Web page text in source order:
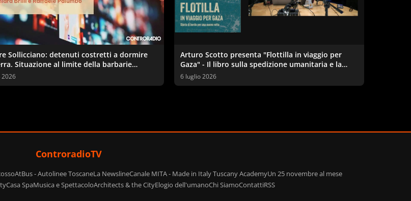
Sollicciano: detenuti costretti a dormire
Situazione al limite della barbarie
sindacati e garante
2026
Arturo Scotto presenta "Flottilla in viaggio per
Gaza" - Il libro sulla spedizione umanitaria e la
questione palestinese
6 luglio 2026
ControradioTV
AtBus - Autolinee ToscaneLa NewslineCanale MITA - Made in Italy Tuscany AcademyUn 25 novembre al mese
Casa SpaMusica e SpettacoloArchitects & the CityElogio dell'umanoChi SiamoContattiRSS